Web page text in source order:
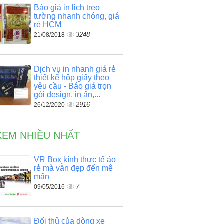
Báo giá in lịch treo
tường nhanh chóng, giá
rẻ HCM
21/08/2018 3248
Dịch vụ in nhanh giá rẻ
thiết kế hộp giấy theo
yêu cầu - Báo giá trọn
gói design, in ấn,...
26/12/2020 2916
NHIỀU NHẤT
VR Box kính thực tế ảo
rẻ mà vẫn đẹp đến mê
mẩn
09/05/2016 7
Đối thủ của dòng xe